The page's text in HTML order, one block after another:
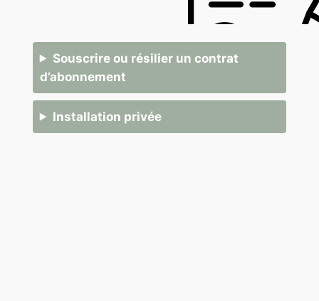
Souscrire ou résilier un contrat
d’abonnement
Installation privée